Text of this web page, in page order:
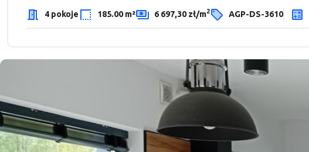
4 pokoje 185.00 m² 6 697,30 zł/m2 AGP-DS-3610